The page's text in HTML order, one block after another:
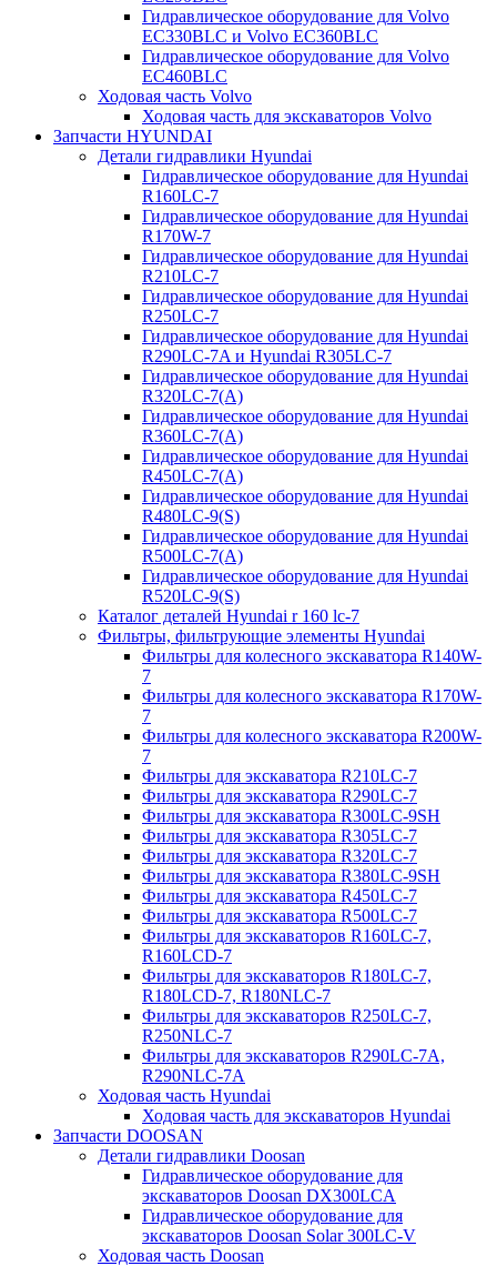
Гидравлическое оборудование для Volvo
EC330BLC и Volvo EC360BLC
Гидравлическое оборудование для Volvo
EC460BLC
Ходовая часть Volvo
Ходовая часть для экскаваторов Volvo
Запчасти HYUNDAI
Детали гидравлики Hyundai
Гидравлическое оборудование для Hyundai
R160LC-7
Гидравлическое оборудование для Hyundai
R170W-7
Гидравлическое оборудование для Hyundai
R210LC-7
Гидравлическое оборудование для Hyundai
R250LC-7
Гидравлическое оборудование для Hyundai
R290LC-7A и Hyundai R305LC-7
Гидравлическое оборудование для Hyundai
R320LC-7(A)
Гидравлическое оборудование для Hyundai
R360LC-7(A)
Гидравлическое оборудование для Hyundai
R450LC-7(A)
Гидравлическое оборудование для Hyundai
R480LC-9(S)
Гидравлическое оборудование для Hyundai
R500LC-7(A)
Гидравлическое оборудование для Hyundai
R520LC-9(S)
Каталог деталей Hyundai r 160 lc-7
Фильтры, фильтрующие элементы Hyundai
Фильтры для колесного экскаватора R140W-
7
Фильтры для колесного экскаватора R170W-
7
Фильтры для колесного экскаватора R200W-
7
Фильтры для экскаватора R210LC-7
Фильтры для экскаватора R290LC-7
Фильтры для экскаватора R300LC-9SH
Фильтры для экскаватора R305LC-7
Фильтры для экскаватора R320LC-7
Фильтры для экскаватора R380LC-9SH
Фильтры для экскаватора R450LC-7
Фильтры для экскаватора R500LC-7
Фильтры для экскаваторов R160LC-7,
R160LCD-7
Фильтры для экскаваторов R180LC-7,
R180LCD-7, R180NLC-7
Фильтры для экскаваторов R250LC-7,
R250NLC-7
Фильтры для экскаваторов R290LC-7A,
R290NLC-7A
Ходовая часть Hyundai
Ходовая часть для экскаваторов Hyundai
Запчасти DOOSAN
Детали гидравлики Doosan
Гидравлическое оборудование для
экскаваторов Doosan DX300LCA
Гидравлическое оборудование для
экскаваторов Doosan Solar 300LC-V
Ходовая часть Doosan